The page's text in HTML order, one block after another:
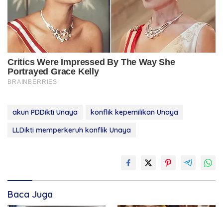
akun PDDikti Unaya
konflik kepemilikan Unaya
LLDikti memperkeruh konflik Unaya
Baca Juga